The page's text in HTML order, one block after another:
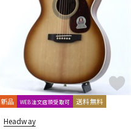
新品 WEB注文店頭受取可 送料無料
Headway